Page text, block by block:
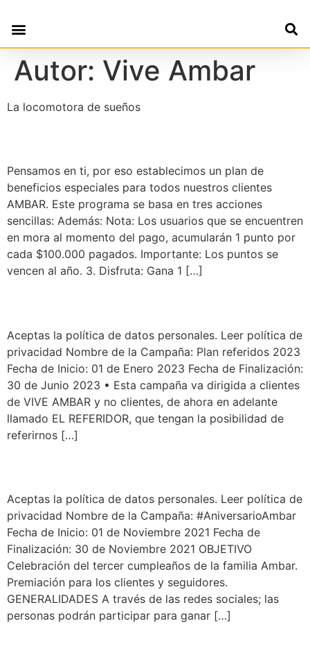
Autor: Vive Ambar
La locomotora de sueños
Pensamos en ti, por eso establecimos un plan de
beneficios especiales para todos nuestros clientes
AMBAR. Este programa se basa en tres acciones
sencillas: Además: Nota: Los usuarios que se encuentren
en mora al momento del pago, acumularán 1 punto por
cada $100.000 pagados. Importante: Los puntos se
vencen al año. 3. Disfruta: Gana 1 […]
Aceptas la política de datos personales. Leer política de
privacidad Nombre de la Campaña: Plan referidos 2023
Fecha de Inicio: 01 de Enero 2023 Fecha de Finalización:
30 de Junio 2023 • Esta campaña va dirigida a clientes
de VIVE AMBAR y no clientes, de ahora en adelante
llamado EL REFERIDOR, que tengan la posibilidad de
referirnos […]
Aceptas la política de datos personales. Leer política de
privacidad Nombre de la Campaña: #AniversarioAmbar
Fecha de Inicio: 01 de Noviembre 2021 Fecha de
Finalización: 30 de Noviembre 2021 OBJETIVO
Celebración del tercer cumpleaños de la familia Ambar.
Premiación para los clientes y seguidores.
GENERALIDADES A través de las redes sociales; las
personas podrán participar para ganar […]